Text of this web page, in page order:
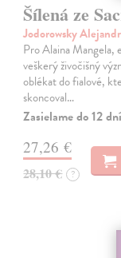
Šílená ze
Jodorowsky
Pro Alaina Mangela,
veškerý živočišný
oblékat do fialové,
skoncoval…
Zasielame do 12 dní
27,26 €
28,10 € ?